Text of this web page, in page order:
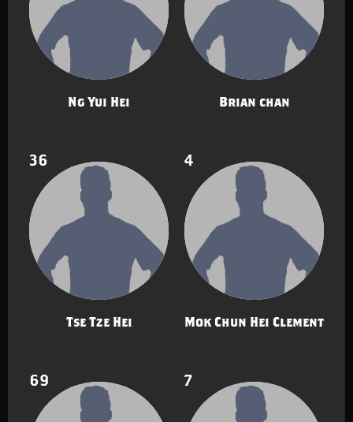
Ng Yui Hei Brian chan
36
Tse Tze Hei
4
Mok Chun Hei Clement
69 7